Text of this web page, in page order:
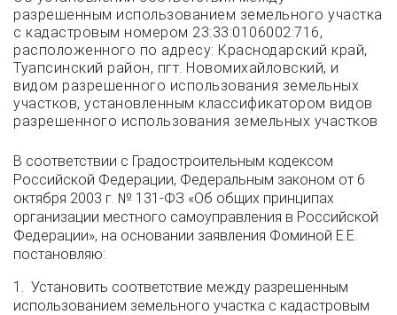
разрешенным использованием земельного участка
с кадастровым номером 23:33:0106002:716,
расположенного по адресу: Краснодарский край,
Туапсинский район, пгт. Новомихайловский, и
видом разрешенного использования земельных
участков, установленным классификатором видов
разрешенного использования земельных участков
В соответствии с Градостроительным кодексом
Российской Федерации, Федеральным законом от 6
октября 2003 г. № 131-ФЗ «Об общих принципах
организации местного самоуправления в Российской
Федерации», на основании заявления Фоминой Е.Е.
постановляю:
1. Установить соответствие между разрешенным
использованием земельного участка с кадастровым